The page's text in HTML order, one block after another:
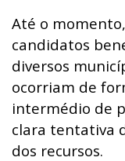
Até o
candidatos
diversos
ocorriam de
intermédio de
clara tentativa
dos recursos.